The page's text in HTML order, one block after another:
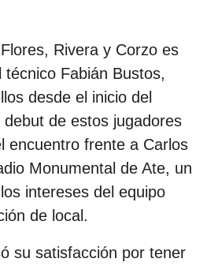
Rivera y Corzo es
Fabián Bustos,
desde el inicio del
de estos jugadores
encuentro frente a Carlos
Monumental de Ate, un
intereses del equipo
de local.
su satisfacción por tener